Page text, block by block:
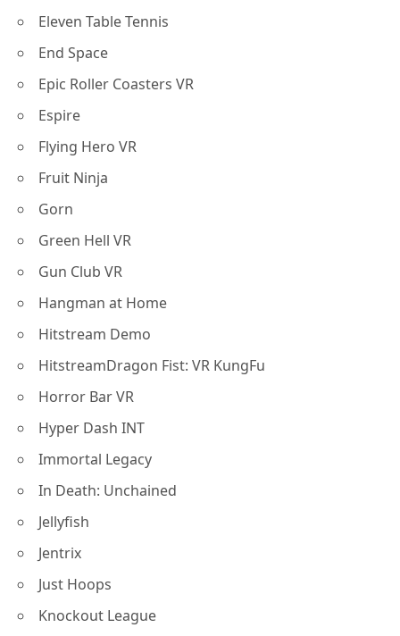
Eleven Table Tennis
End Space
Epic Roller Coasters VR
Espire
Flying Hero VR
Fruit Ninja
Gorn
Green Hell VR
Gun Club VR
Hangman at Home
Hitstream Demo
HitstreamDragon Fist: VR KungFu
Horror Bar VR
Hyper Dash INT
Immortal Legacy
In Death: Unchained
Jellyfish
Jentrix
Just Hoops
Knockout League